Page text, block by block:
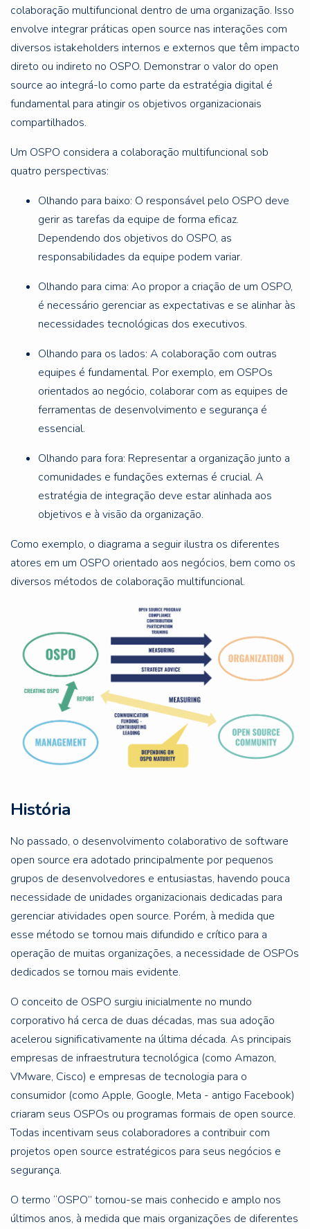
colaboração multifuncional dentro de uma organização. Isso
envolve integrar práticas open source nas interações com
diversos istakeholders internos e externos que têm impacto
direto ou indireto no OSPO. Demonstrar o valor do open
source ao integrá-lo como parte da estratégia digital é
fundamental para atingir os objetivos organizacionais
compartilhados.
Um OSPO considera a colaboração multifuncional sob
quatro perspectivas:
Olhando para baixo: O responsável pelo OSPO deve
gerir as tarefas da equipe de forma eficaz.
Dependendo dos objetivos do OSPO, as
responsabilidades da equipe podem variar.
Olhando para cima: Ao propor a criação de um OSPO,
é necessário gerenciar as expectativas e se alinhar às
necessidades tecnológicas dos executivos.
Olhando para os lados: A colaboração com outras
equipes é fundamental. Por exemplo, em OSPOs
orientados ao negócio, colaborar com as equipes de
ferramentas de desenvolvimento e segurança é
essencial.
Olhando para fora: Representar a organização junto a
comunidades e fundações externas é crucial. A
estratégia de integração deve estar alinhada aos
objetivos e à visão da organização.
Como exemplo, o diagrama a seguir ilustra os diferentes
atores em um OSPO orientado aos negócios, bem como os
diversos métodos de colaboração multifuncional.
História
No passado, o desenvolvimento colaborativo de software
open source era adotado principalmente por pequenos
grupos de desenvolvedores e entusiastas, havendo pouca
necessidade de unidades organizacionais dedicadas para
gerenciar atividades open source. Porém, à medida que
esse método se tornou mais difundido e crítico para a
operação de muitas organizações, a necessidade de OSPOs
dedicados se tornou mais evidente.
O conceito de OSPO surgiu inicialmente no mundo
corporativo há cerca de duas décadas, mas sua adoção
acelerou significativamente na última década. As principais
empresas de infraestrutura tecnológica (como Amazon,
VMware, Cisco) e empresas de tecnologia para o
consumidor (como Apple, Google, Meta - antigo Facebook)
criaram seus OSPOs ou programas formais de open source.
Todas incentivam seus colaboradores a contribuir com
projetos open source estratégicos para seus negócios e
segurança.
O termo “OSPO” tornou-se mais conhecido e amplo nos
últimos anos, à medida que mais organizações de diferentes